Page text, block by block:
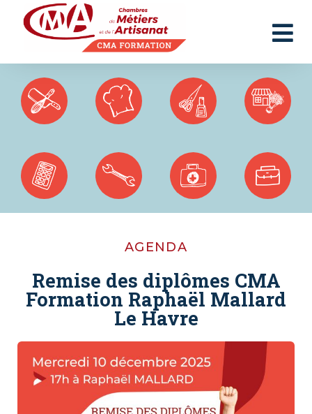
AGENDA
Remise des diplômes CMA
Formation Raphaël Mallard
Le Havre
Panneau de gestion des cookies